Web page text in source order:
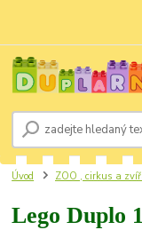
Úvod ZOO , cirkus a
Lego Duplo